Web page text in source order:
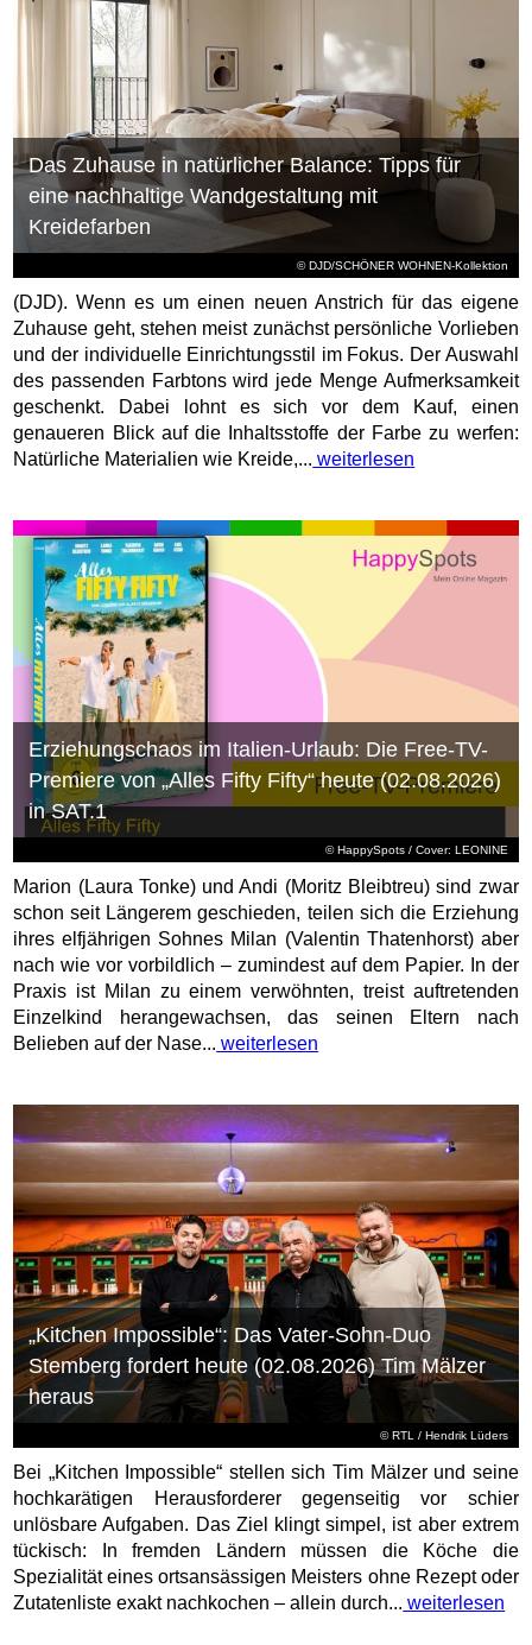
© DJD/SCHÖNER WOHNEN-Kollektion
Das Zuhause in natürlicher Balance: Tipps für
eine nachhaltige Wandgestaltung mit
Kreidefarben
(DJD). Wenn es um einen neuen Anstrich für das eigene
Zuhause geht, stehen meist zunächst persönliche Vorlieben
und der individuelle Einrichtungsstil im Fokus. Der Auswahl
des passenden Farbtons wird jede Menge Aufmerksamkeit
geschenkt. Dabei lohnt es sich vor dem Kauf, einen
genaueren Blick auf die Inhaltsstoffe der Farbe zu werfen:
Natürliche Materialien wie Kreide,... weiterlesen
© HappySpots / Cover: LEONINE
Erziehungschaos im Italien-Urlaub: Die Free-TV-
Premiere von „Alles Fifty Fifty“ heute (02.08.2026)
in SAT.1
Marion (Laura Tonke) und Andi (Moritz Bleibtreu) sind zwar
schon seit Längerem geschieden, teilen sich die Erziehung
ihres elfjährigen Sohnes Milan (Valentin Thatenhorst) aber
nach wie vor vorbildlich – zumindest auf dem Papier. In der
Praxis ist Milan zu einem verwöhnten, treist auftretenden
Einzelkind herangewachsen, das seinen Eltern nach
Belieben auf der Nase... weiterlesen
©RTL / Hendrik Lüders
„Kitchen Impossible“: Das Vater-Sohn-Duo
Stemberg fordert heute (02.08.2026) Tim Mälzer
heraus
Bei „Kitchen Impossible“ stellen sich Tim Mälzer und seine
hochkarätigen Herausforderer gegenseitig vor schier
unlösbare Aufgaben. Das Ziel klingt simpel, ist aber extrem
tückisch: In fremden Ländern müssen die Köche die
Spezialität eines ortsansässigen Meisters ohne Rezept oder
Zutatenliste exakt nachkochen – allein durch... weiterlesen